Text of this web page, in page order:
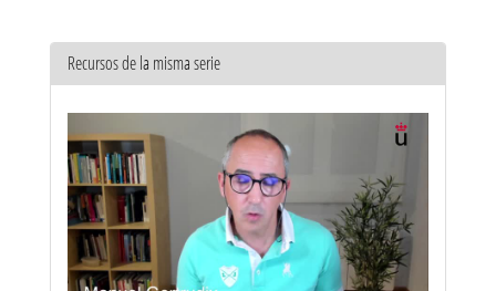
Recursos de la misma serie